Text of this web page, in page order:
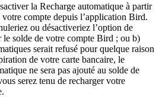
la Recharge automatique à partir
votre compte depuis l’application Bird.
ou désactiveriez l’option de
le solde de votre compte Bird ; ou b)
serait refusé pour quelque raison
de votre carte bancaire, le
ne sera pas ajouté au solde de
serez tenu de recharger votre